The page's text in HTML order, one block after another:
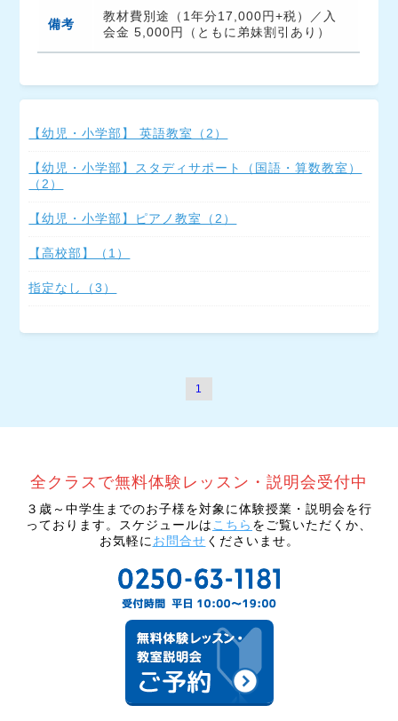
備考
教材費別途（1年分17,000円+税）／入
会金 5,000円（ともに弟妹割引あり）
【幼児・小学部】 英語教室（2）
【幼児・小学部】スタディサポート（国語・算数教室）
（2）
【幼児・小学部】ピアノ教室（2）
【高校部】（1）
指定なし（3）
1
３歳～中学生までのお子様を対象に体験授業・説明会を行
っております。スケジュールはこちら をご覧いただくか、
お気軽にお問合せ くださいませ。